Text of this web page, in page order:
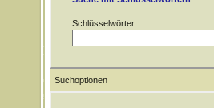
Schlüsselwörter:
Suchoptionen